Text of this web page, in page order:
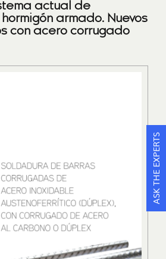
actual de
armado. Nuevos
con acero corrugado
ASK THE EXPERTS